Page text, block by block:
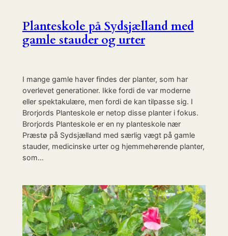
Planteskole på Sydsjælland med
gamle stauder og urter
I mange gamle haver findes der planter, som har
overlevet generationer. Ikke fordi de var moderne
eller spektakulære, men fordi de kan tilpasse sig. I
Brorjords Planteskole er netop disse planter i fokus.
Brorjords Planteskole er en ny planteskole nær
Præstø på Sydsjælland med særlig vægt på gamle
stauder, medicinske urter og hjemmehørende planter,
som…